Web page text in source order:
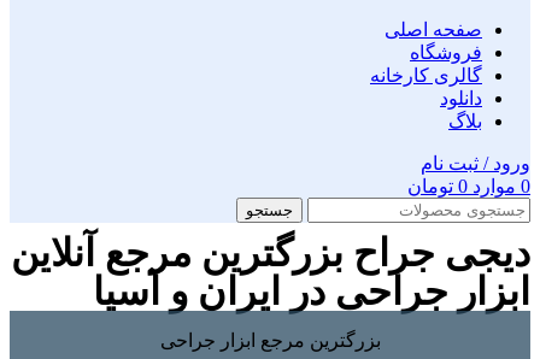
صفحه اصلی
فروشگاه
گالری کارخانه
دانلود
بلاگ
ورود / ثبت نام
0 موارد 0 تومان
جستجو
دیجی جراح بزرگترین مرجع آنلاین
ابزار جراحی در ایران و آسیا
بزرگترین مرجع ابزار جراحی